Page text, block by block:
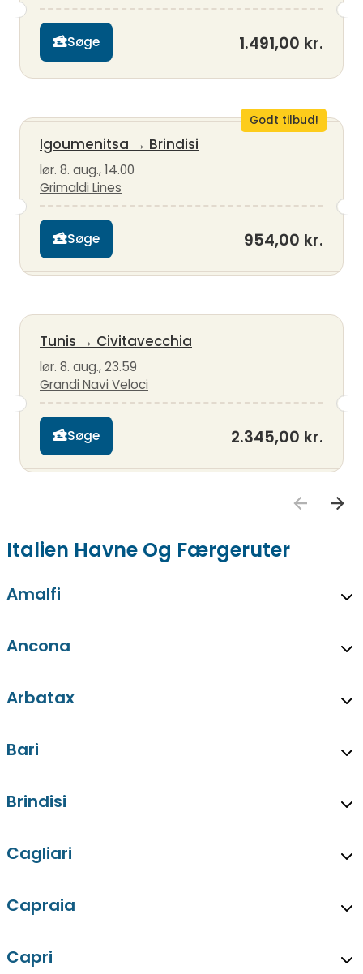
Søge 1.491,00 kr.
Godt tilbud!
Igoumenitsa → Brindisi
lør. 8. aug., 14.00
Grimaldi Lines
Søge 954,00 kr.
Tunis → Civitavecchia
lør. 8. aug., 23.59
Grandi Navi Veloci
Søge 2.345,00 kr.
Italien Havne Og Færgeruter
Amalfi
Ancona
Arbatax
Bari
Brindisi
Cagliari
Capraia
Capri